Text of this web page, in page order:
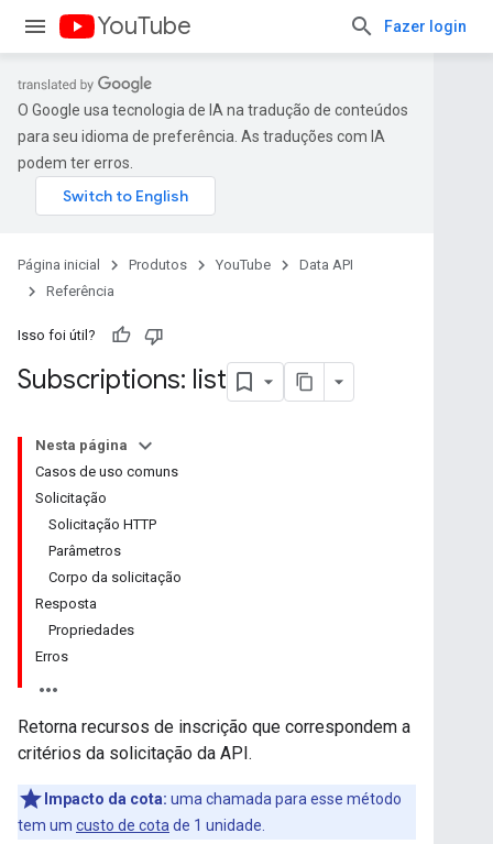
YouTube Fazer login
O Google usa tecnologia de IA na tradução de conteúdos
para seu idioma de preferência. As traduções com IA
podem ter erros.
Página inicial Produtos YouTube
Data API
Referência
Isso foi útil?
Subscriptions: list
Nesta página
Casos de uso comuns
Solicitação
Solicitação HTTP
Parâmetros
Corpo da solicitação
Resposta
Propriedades
Erros
Retorna recursos de inscrição que correspondem a
critérios da solicitação da API.
Impacto da cota: uma chamada para esse método
tem um custo de cota de 1 unidade.